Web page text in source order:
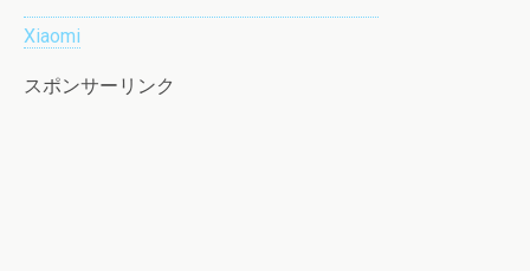
Xiaomi
スポンサーリンク